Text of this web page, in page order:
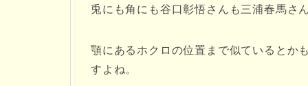
兎にも角にも谷口彰悟さんも三浦春馬さ
顎にあるホクロの位置まで似ているとか
すよね。